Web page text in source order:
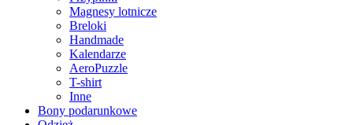
Magnesy lotnicze
Breloki
Handmade
Kalendarze
AeroPuzzle
T-shirt
Inne
Bony podarunkowe